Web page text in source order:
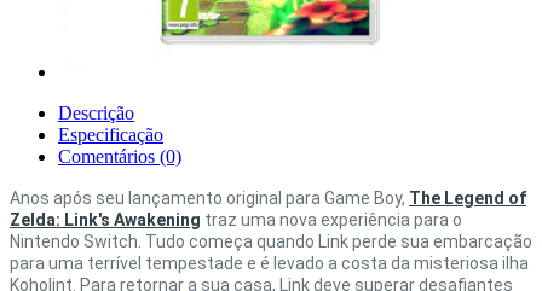
Descrição
Especificação
Comentários (0)
Anos após seu lançamento original para Game Boy, The Legend of
Zelda: Link's Awakening traz uma nova experiência para o
Nintendo Switch. Tudo começa quando Link perde sua embarcação
para uma terrível tempestade e é levado a costa da misteriosa ilha
Koholint. Para retornar a sua casa, Link deve superar desafiantes